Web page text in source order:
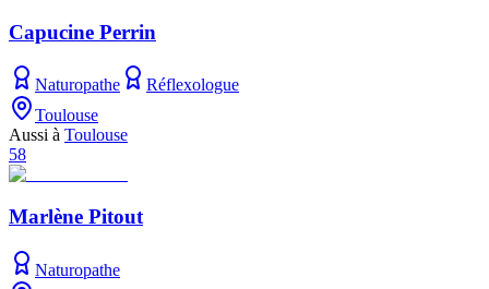
Capucine Perrin
Naturopathe
Réflexologue
Toulouse
Aussi à Toulouse
58
Marlène Pitout
Naturopathe